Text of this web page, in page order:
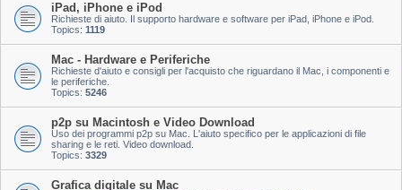
iPad, iPhone e iPod
Richieste di aiuto. Il supporto hardware e software per iPad, iPhone e iPod.
Topics: 1119
Mac - Hardware e Periferiche
Richieste d'aiuto e consigli per l'acquisto che riguardano il Mac, i componenti e
le periferiche.
Topics: 5246
p2p su Macintosh e Video Download
Uso dei programmi p2p su Mac. L'aiuto specifico per le applicazioni di file
sharing e le reti. Video download.
Topics: 3329
Grafica digitale su Mac